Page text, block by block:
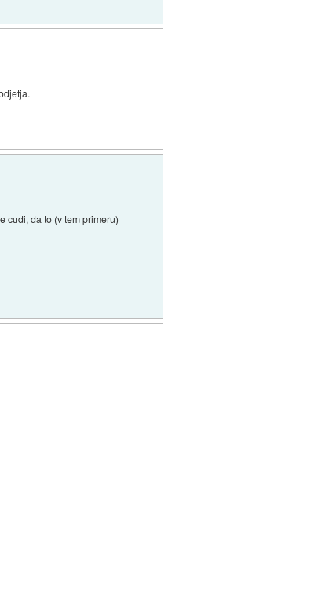
cudi, da to (v tem primeru)